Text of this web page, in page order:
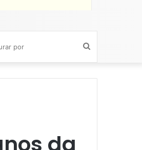
por
da